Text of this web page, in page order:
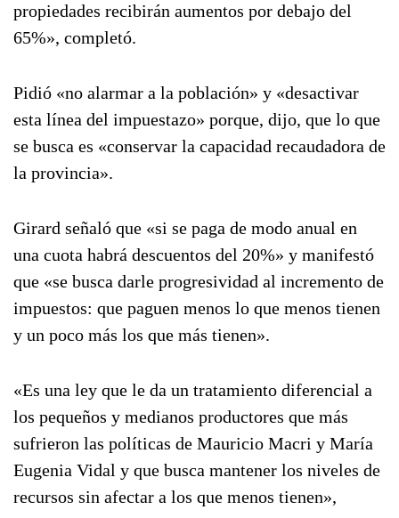
propiedades recibirán aumentos por debajo del
65%», completó.
Pidió «no alarmar a la población» y «desactivar
esta línea del impuestazo» porque, dijo, que lo que
se busca es «conservar la capacidad recaudadora de
la provincia».
Girard señaló que «si se paga de modo anual en
una cuota habrá descuentos del 20%» y manifestó
que «se busca darle progresividad al incremento de
impuestos: que paguen menos lo que menos tienen
y un poco más los que más tienen».
«Es una ley que le da un tratamiento diferencial a
los pequeños y medianos productores que más
sufrieron las políticas de Mauricio Macri y María
Eugenia Vidal y que busca mantener los niveles de
recursos sin afectar a los que menos tienen»,